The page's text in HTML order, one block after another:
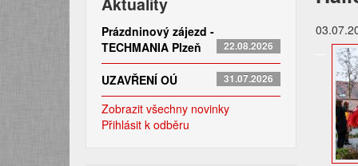
Prázdninový zájezd -
TECHMANIA Plzeň
22.08.2026
UZAVŘENÍ OÚ 31.07.2026
Zobrazit všechny novinky
Přihlásit k odběru